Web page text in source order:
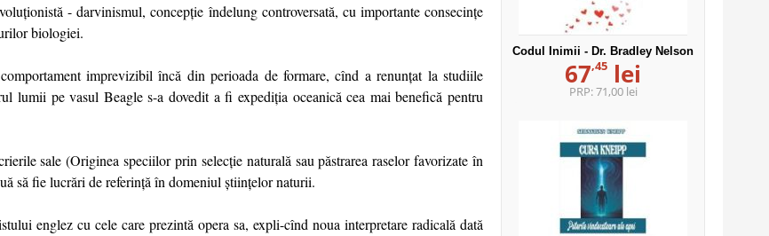
- darvinismul, concepţie îndelung controversată, cu importante consecinţe
biologiei.
imprevizibil încă din perioada de formare, cînd a renunţat la studiile
lumii pe vasul Beagle s-a dovedit a fi expediţia oceanică cea mai benefică pentru
sale (Originea speciilor prin selecţie naturală sau păstrarea raselor favorizate în
să fie lucrări de referinţă în domeniul ştiinţelor naturii.
englez cu cele care prezintă opera sa, expli-cînd noua interpretare radicală dată
Codul Inimii - Dr. Bradley Nelson
67,45 lei
PRP:71,00 lei